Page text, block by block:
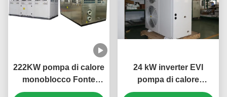
222KW pompa di calore
monoblocco Fonte
d'aria 3N/380V/50Hz
24 kW inverter EVI
pompa di calore
monoblocco aria-acqua